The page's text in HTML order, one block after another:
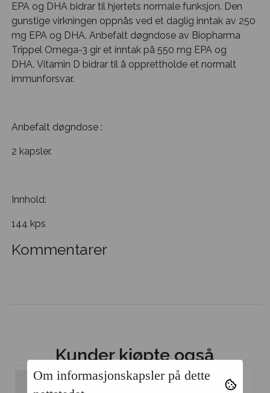
EPA og DHA bidrar til hjertets normale funksjon. Den
gunstige virkningen oppnås ved et daglig inntak av 250
mg EPA og DHA. Anbefalt døgndose av Biopharma
Trippel Omega-3 gir et inntak på 550 mg EPA og
DHA. Vitamin D bidrar til å opprettholde et normalt
immunforsvar.
Anbefalt døgndose :
2 kapsler.
Innhold:
144 kps
Kommentarer
Kunder kjøpte også
Om informasjonskapsler på dette